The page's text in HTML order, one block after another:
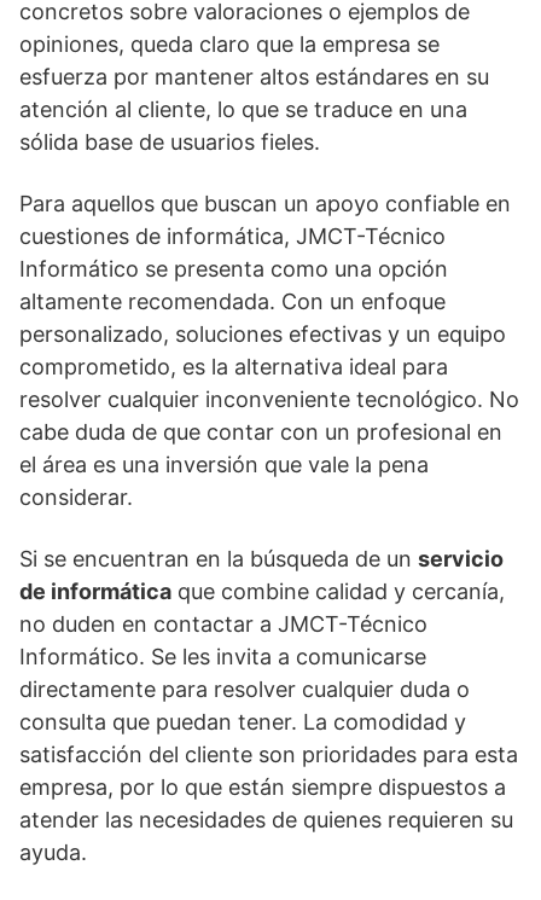
concretos sobre valoraciones o ejemplos de
opiniones, queda claro que la empresa se
esfuerza por mantener altos estándares en su
atención al cliente, lo que se traduce en una
sólida base de usuarios fieles.
Para aquellos que buscan un apoyo confiable en
cuestiones de informática, JMCT-Técnico
Informático se presenta como una opción
altamente recomendada. Con un enfoque
personalizado, soluciones efectivas y un equipo
comprometido, es la alternativa ideal para
resolver cualquier inconveniente tecnológico. No
cabe duda de que contar con un profesional en
el área es una inversión que vale la pena
considerar.
Si se encuentran en la búsqueda de un servicio
de informática que combine calidad y cercanía,
no duden en contactar a JMCT-Técnico
Informático. Se les invita a comunicarse
directamente para resolver cualquier duda o
consulta que puedan tener. La comodidad y
satisfacción del cliente son prioridades para esta
empresa, por lo que están siempre dispuestos a
atender las necesidades de quienes requieren su
ayuda.